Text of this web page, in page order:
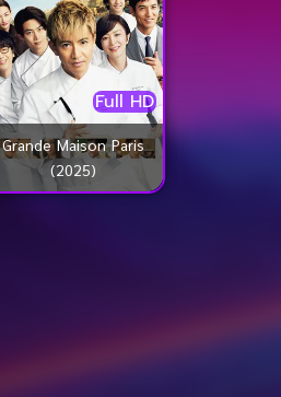
Full HD
Grande Maison Paris
(2025)